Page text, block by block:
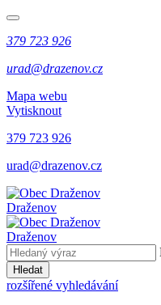
379 723 926
urad@drazenov.cz
Mapa webu
Vytisknout
379 723 926
urad@drazenov.cz
Draženov
Draženov
Hledat
rozšířené vyhledávání